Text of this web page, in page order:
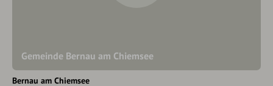
Gemeinde Bernau am Chiemsee
Bernau am Chiemsee